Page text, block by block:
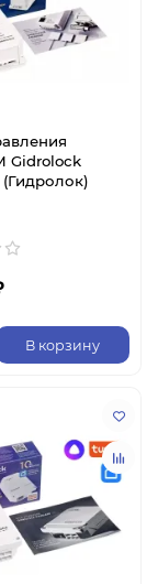
Gidrolock
(Гидролок)
В корзину